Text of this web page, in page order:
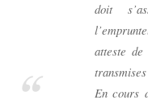
doit
atteste
En cours